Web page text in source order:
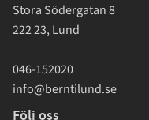
Stora Södergatan 8
222 23, Lund
046-152020
info@berntilund.se